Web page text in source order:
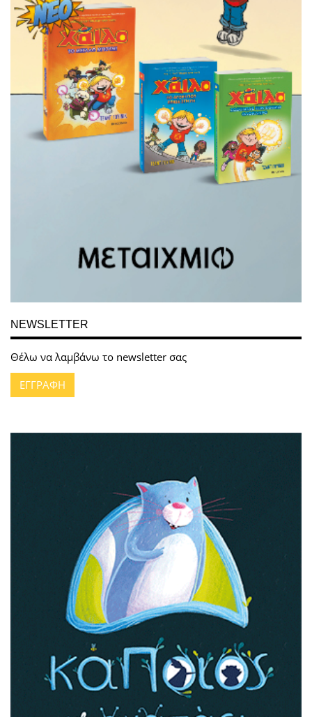
NEWSLETTER
Θέλω να λαμβάνω το newsletter σας
ΕΓΓΡΑΦΗ